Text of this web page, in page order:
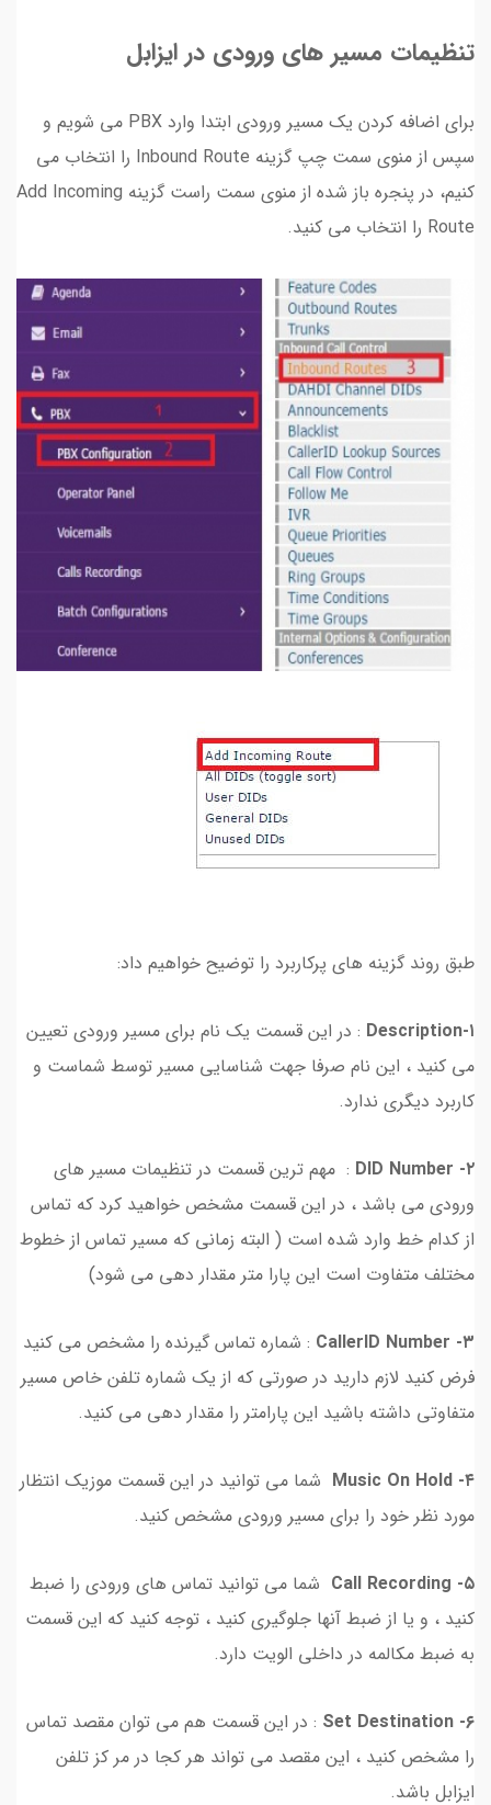
تنظیمات مسیر های ورودی در ایزابل
برای اضافه کردن یک مسیر ورودی ابتدا وارد PBX می شویم و
سپس از منوی سمت چپ گزینه Inbound Route را انتخاب می
کنیم، در پنجره باز شده از منوی سمت راست گزینه Add Incoming
Route را انتخاب می کنید.
طبق روند گزینه های پرکاربرد را توضیح خواهیم داد:
۱-Description
: در این قسمت یک نام برای مسیر ورودی تعیین
می کنید ، این نام صرفا جهت شناسایی مسیر توسط شماست و
کاربرد دیگری ندارد.
۲- DID Number
: مهم ترین قسمت در تنظیمات مسیر های
ورودی می باشد ، در این قسمت مشخص خواهید کرد که تماس
از کدام خط وارد شده است ( البته زمانی که مسیر تماس از خطوط
مختلف متفاوت است این پارا متر مقدار دهی می شود)
۳- CallerID Number
: شماره تماس گیرنده را مشخص می کنید
فرض کنید لازم دارید در صورتی که از یک شماره تلفن خاص مسیر
متفاوتی داشته باشید این پارامتر را مقدار دهی می کنید.
۴- Music On Hold
شما می توانید در این قسمت موزیک انتظار
مورد نظر خود را برای مسیر ورودی مشخص کنید.
۵- Call Recording
شما می توانید تماس های ورودی را ضبط
کنید ، و یا از ضبط آنها جلوگیری کنید ، توجه کنید که این قسمت
به ضبط مکالمه در داخلی الویت دارد.
۶- Set Destination
: در این قسمت هم می توان مقصد تماس
را مشخص کنید ، این مقصد می تواند هر کجا در مر کز تلفن
ایزابل باشد.